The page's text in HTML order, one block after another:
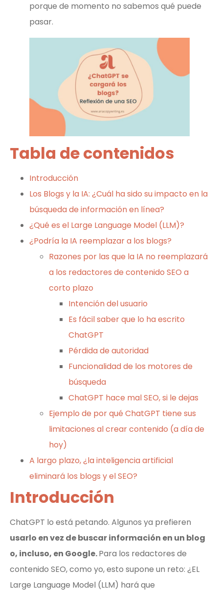
porque de momento no sabemos qué puede
pasar.
Tabla de contenidos
Introducción
Los Blogs y la IA: ¿Cuál ha sido su impacto en la
búsqueda de información en línea?
¿Qué es el Large Language Model (LLM)?
¿Podría la IA reemplazar a los blogs?
Razones por las que la IA no reemplazará
a los redactores de contenido SEO a
corto plazo
Intención del usuario
Es fácil saber que lo ha escrito
ChatGPT
Pérdida de autoridad
Funcionalidad de los motores de
búsqueda
ChatGPT hace mal SEO, si le dejas
Ejemplo de por qué ChatGPT tiene sus
limitaciones al crear contenido (a día de
hoy)
A largo plazo, ¿la inteligencia artificial
eliminará los blogs y el SEO?
Introducción
ChatGPT lo está petando. Algunos ya prefieren
usarlo en vez de buscar información en un blog
o, incluso, en Google.Para los redactores de
contenido SEO, como yo, esto supone un reto: ¿EL
Large Language Model (LLM) hará que